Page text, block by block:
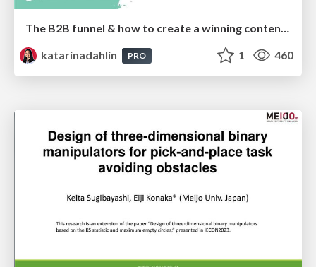
The B2B funnel & how to create a winning content strategy
katarinadahlin
PRO 1 460